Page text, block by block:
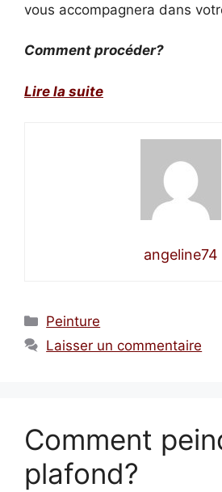
vous accompagnera dans
Comment procéder?
Lire la suite
angeline74
Catégories
Peinture
Laisser un commentaire
Comment
plafond?